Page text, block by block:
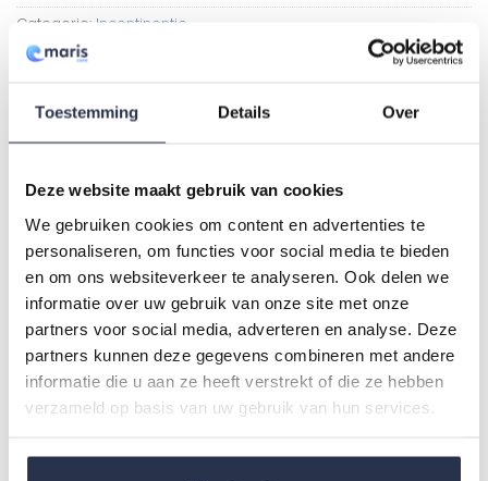
Toestemming Details Over
Deze website maakt gebruik van cookies
We gebruiken cookies om content en advertenties te
personaliseren, om functies voor social media te bieden
en om ons websiteverkeer te analyseren. Ook delen we
informatie over uw gebruik van onze site met onze
partners voor social media, adverteren en analyse. Deze
partners kunnen deze gegevens combineren met andere
informatie die u aan ze heeft verstrekt of die ze hebben
verzameld op basis van uw gebruik van hun services.
Categorie: Incontinentie
GERELATEERDE PRODUCTEN